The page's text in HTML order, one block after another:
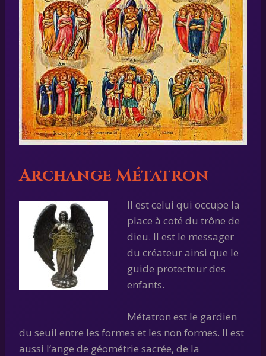
Archange Métatron
Il est celui qui occupe la
place à coté du trône de
dieu. Il est le messager
du créateur ainsi que le
guide protecteur des
enfants.
Métatron est le gardien
du seuil entre les formes et les non formes. Il est
aussi l’ange de géométrie sacrée, de la